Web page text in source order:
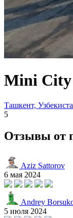
Mini City
Ташкент,
5
Отзывы от
Aziz Sattorov
6 мая 2024
Andrey
5 июля 2024